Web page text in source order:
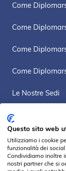
Come
Come
Come
Come
Le Nostre Sedi
Mappa Sito
Privacy Policy
Questo sito web
Utilizziamo i cookie
funzionalità dei
Condividiamo inoltre
nostri partner che si